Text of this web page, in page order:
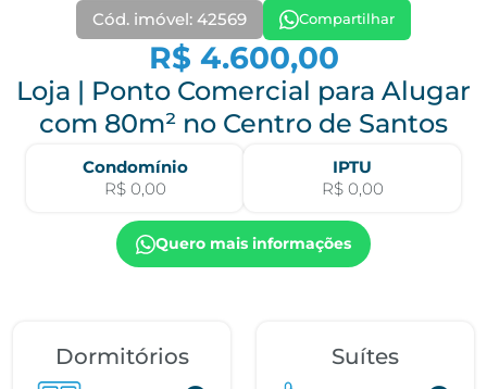
Cód. imóvel: 42569 Compartilhar
R$ 4.600,00
Loja | Ponto Comercial para Alugar
com 80m² no Centro de Santos
Condomínio
R$ 0,00
IPTU
R$ 0,00
Quero mais informações
Dormitórios Suítes